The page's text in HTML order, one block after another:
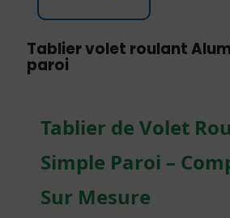
Tablier volet roulant
paroi
Tablier de Volet
Simple Paroi –
Sur Mesure